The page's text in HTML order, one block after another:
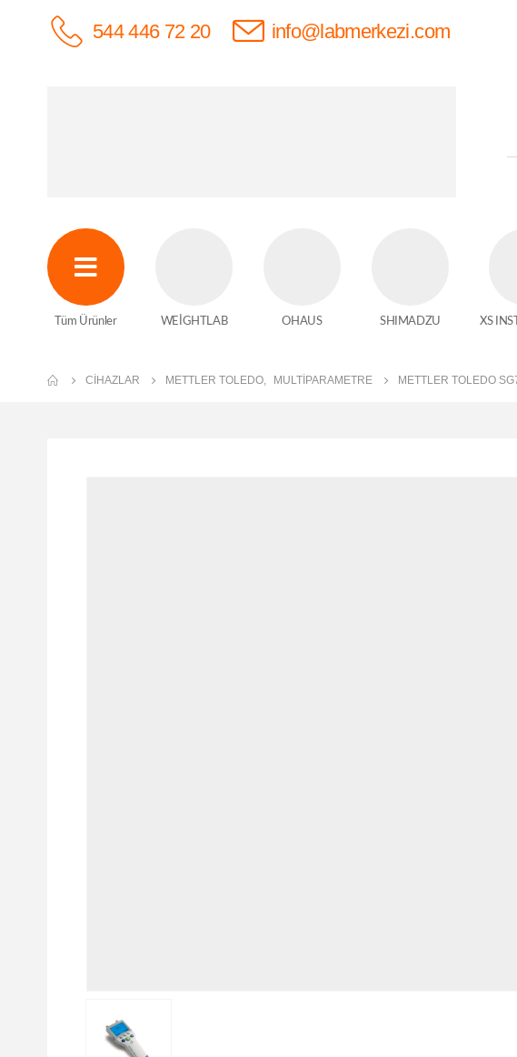
info@labmerkezi.com
544 446 72 20
Tüm Ürünler WEİGHTLAB OHAUS SHIMADZU XS
CIHAZLAR METTLER TOLEDO MULTIPARAMETRE METTLER TOLEDO